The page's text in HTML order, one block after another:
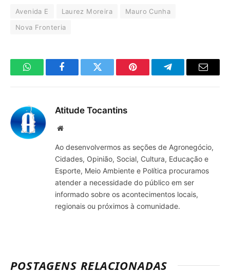
Avenida E Laurez Moreira
Mauro Cunha
Nova Fronteria
WhatsAppFacebookTwitter Pinterest TelegramaE-
Atitude Tocantins
Site
Ao desenvolvermos as seções de Agronegócio,
Cidades, Opinião, Social, Cultura, Educação e
Esporte, Meio Ambiente e Política procuramos
atender a necessidade do público em ser
informado sobre os acontecimentos locais,
regionais ou próximos à comunidade.
POSTAGENS RELACIONADAS